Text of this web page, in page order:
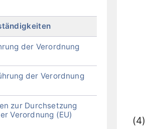
der Verordnung
der Verordnung
zur Durchsetzung
Verordnung (EU)